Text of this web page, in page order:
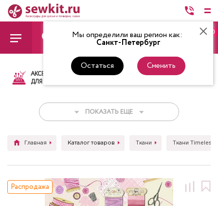
Мы определили ваш регион как:
Санкт-Петербург
Остаться Сменить
0
АКСЕССУАРЫ
ДЛЯ ШИТЬЯ
ТКАНИ НИТКИ
ПОКАЗАТЬ ЕЩЕ
Главная Каталог товаров Ткани Ткани Timeless
Распродажа